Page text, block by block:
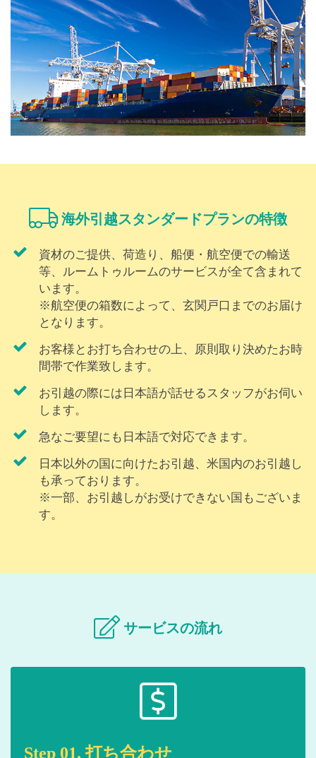
海外引越スタンダードプランの特徴
資材のご提供、荷造り、船便・航空便での輸送
等、ルームトゥルームのサービスが全て含まれて
います。
※航空便の箱数によって、玄関戸口までのお届け
となります。
お客様とお打ち合わせの上、原則取り決めたお時
間帯で作業致します。
お引越の際には日本語が話せるスタッフがお伺い
します。
急なご要望にも日本語で対応できます。
日本以外の国に向けたお引越、米国内のお引越し
も承っております。
※一部、お引越しがお受けできない国もございま
す。
サービスの流れ
Step 01. 打ち合わせ